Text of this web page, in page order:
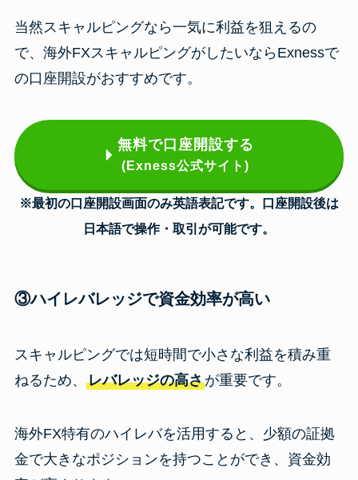
当然スキャルピングなら一気に利益を狙えるの
で、海外FXスキャルピングがしたいならExnessで
の口座開設がおすすめです。
無料で口座開設する
(Exness公式サイト)
※最初の口座開設画面のみ英語表記です。口座開設後は
日本語で操作・取引が可能です。
③ハイレバレッジで資金効率が高い
スキャルピングでは短時間で小さな利益を積み重
ねるため、 レバレッジの高さが重要です。
海外FX特有のハイレバを活用すると、少額の証拠
金で大きなポジションを持つことができ、資金効